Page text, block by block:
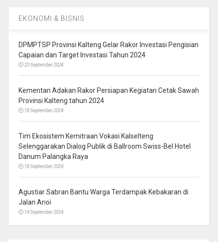
EKONOMI & BISNIS
DPMPTSP Provinsi Kalteng Gelar Rakor Investasi Pengisian
Capaian dan Target Investasi Tahun 2024
23 September 2024
Kementan Adakan Rakor Persiapan Kegiatan Cetak Sawah
Provinsi Kalteng tahun 2024
18 September 2024
Tim Ekosistem Kemitraan Vokasi Kalselteng
Selenggarakan Dialog Publik di Ballroom Swiss-Bel Hotel
Danum Palangka Raya
18 September 2024
Agustiar Sabran Bantu Warga Terdampak Kebakaran di
Jalan Anoi
14 September 2024